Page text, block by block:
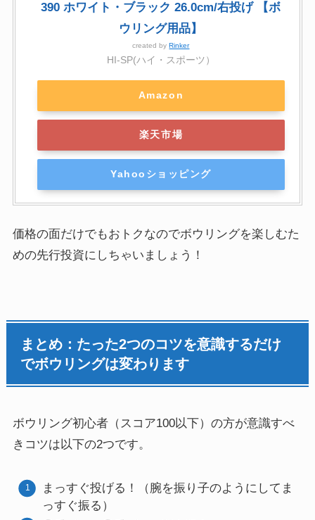
390 ホワイト・ブラック 26.0cm/右投げ 【ボ
ウリング用品】
created byRinker
HI-SP(ハイ・スポーツ）
Amazon
楽天市場
Yahooショッピング
価格の面だけでもおトクなのでボウリングを楽しむた
めの先行投資にしちゃいましょう！
まとめ：たった2つのコツを意識するだけ
でボウリングは変わります
ボウリング初心者（スコア100以下）の方が意識すべ
きコツは以下の2つです。
まっすぐ投げる！（腕を振り子のようにしてま
っすぐ振る）